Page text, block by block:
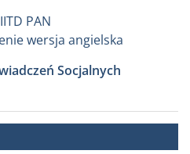
PAN
wersja angielska
Socjalnych